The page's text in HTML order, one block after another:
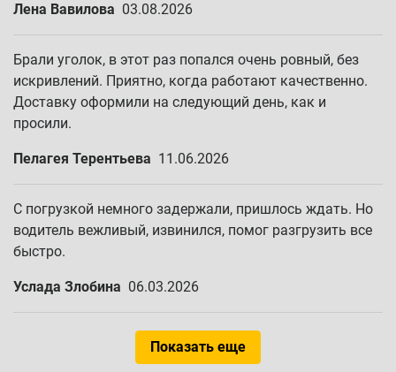
Лена Вавилова 03.08.2026
Брали уголок, в этот раз попался очень ровный, без
искривлений. Приятно, когда работают качественно.
Доставку оформили на следующий день, как и
просили.
Пелагея Терентьева 11.06.2026
С погрузкой немного задержали, пришлось ждать. Но
водитель вежливый, извинился, помог разгрузить все
быстро.
Услада Злобина 06.03.2026
Показать еще